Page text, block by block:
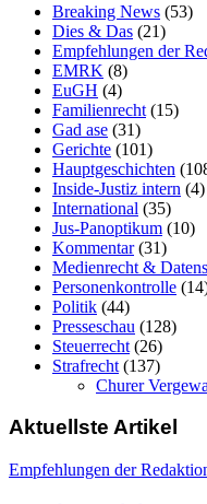
Breaking News (53)
Dies & Das (21)
Empfehlungen der
EMRK (8)
EuGH (4)
Familienrecht (15)
Gad ase (31)
Gerichte (101)
Hauptgeschichten
Inside-Justiz intern (4)
International (35)
Jus-Panoptikum (10)
Kommentar(31)
Medienrecht &
Personenkontrolle
Politik (44)
Presseschau (128)
Steuerrecht (26)
Strafrecht (137)
Churer
Aktuellste Artikel
Empfehlungen der